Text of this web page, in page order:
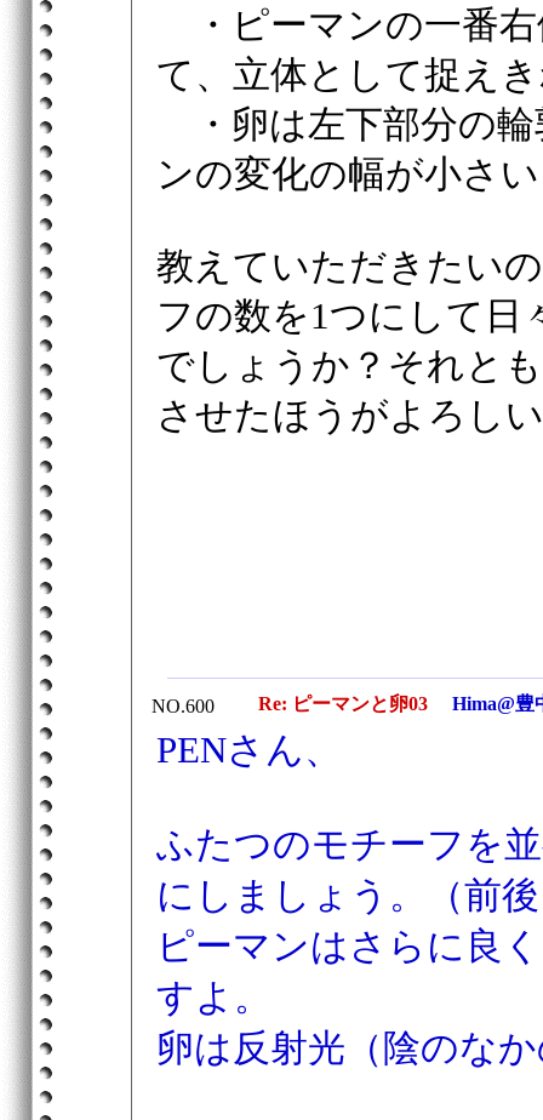
・ピーマンの一番右
て、立体として捉え
・卵は左下部分の輪
ンの変化の幅が小さい
教えていただきたい
フの数を1つにして日
でしょうか？それと
させたほうがよろし
NO.600 Re: ピーマンと卵03 Hima@豊
PENさん、
ふたつのモチーフを
にしましょう。（前
ピーマンはさらに良
すよ。
卵は反射光（陰のな